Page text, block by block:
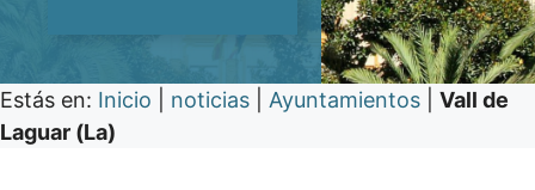
Estás en: Inicio noticias Ayuntamientos
Vall de
Laguar (La)